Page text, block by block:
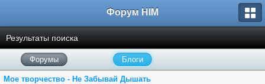
Форум HIM
Результаты поиска
Форумы Блоги
Мое творчество - Не Забывай Дышать